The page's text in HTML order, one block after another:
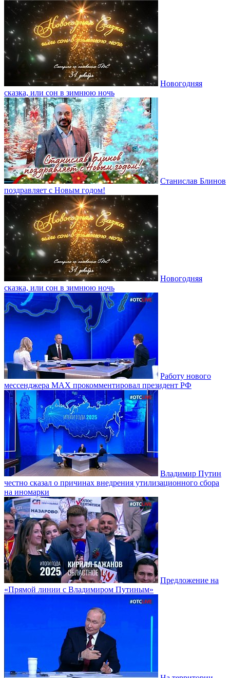
Новогодняя
сказка, или сон в зимнюю ночь
Станислав Блинов
поздравляет с Новым годом!
Новогодняя
сказка, или сон в зимнюю ночь
Работу нового
мессенджера MAX прокомментировал президент РФ
Владимир Путин
честно сказал о причинах внедрения утилизационного сбора
на иномарки
Предложение на
«Прямой линии с Владимиром Путиным»